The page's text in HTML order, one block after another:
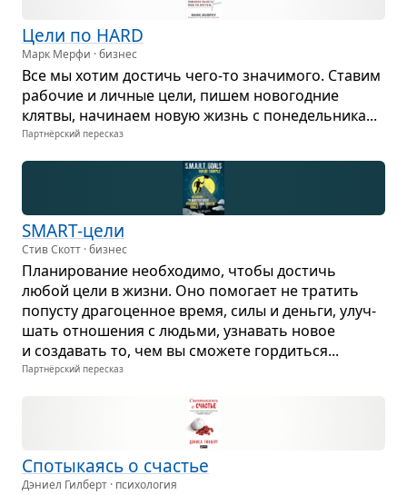
Цели по HARD
Марк Мерфи · бизнес
Все мы хотим достичь чего-то зна­чи­мого. Ста­вим
рабо­чие и лич­ные цели, пишем ново­год­ние
клятвы, начи­наем новую жизнь с поне­дель­ника...
Партнёрский пересказ
SMART-цели
Стив Скотт · бизнес
Пла­ни­ро­ва­ние необ­хо­димо, чтобы достичь
любой цели в жизни. Оно помо­гает не тра­тить
попу­сту дра­го­цен­ное время, силы и деньги, улуч­
шать отно­ше­ния с людьми, узна­вать новое
и созда­вать то, чем вы смо­жете гор­диться...
Партнёрский пересказ
Спо­ты­ка­ясь о сча­стье
Дэниел Гилберт · психология